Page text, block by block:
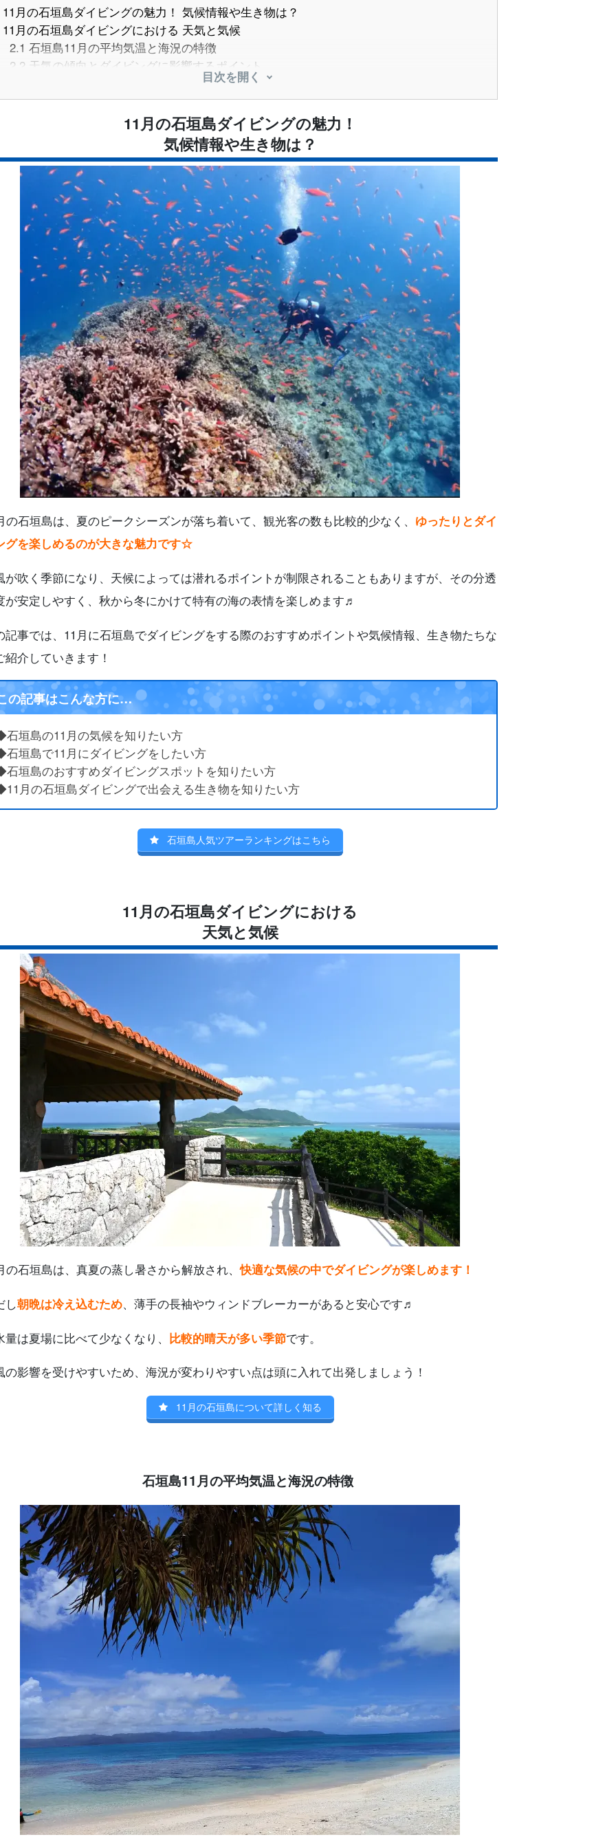
11月の石垣島ダイビングの魅力！ 気候情報や生き物は？
11月の石垣島ダイビングにおける 天気と気候
2.1 石垣島11月の平均気温と海況の特徴
2.2 天気の傾向とダイビングに影響するポイント
11月の石垣島ダイビングで感じる 水温と透明度
3.111月の海水温と快適に潜るための装備
透明度の目安とおすすめの時間帯
11月に石垣島で出会える生き物たち
4.1マンタ
4.2
ウミガメ
モエギハゼやウミウシなどマクロ生物
11月におすすめの石垣島 ダイビングポイント3選
5.1川平石崎マンタスクランブル
竹富南エリア
名蔵湾
11月の石垣島 ダイビングツアー選びと注意点
初心者向けツアーと 経験者におすすめのプラン
初心者や家族連れには シュノーケリングもおすすめ
6.3天候・装備・安全面での注意点
11月の石垣島ダイビングよくある質問（FAQ）
まとめ
目次を開く
11月の石垣島ダイビングの魅力！
気候情報や生き物は？
の石垣島は、夏のピークシーズンが落ち着いて、観光客の数も比較的少なく、 ゆったりとダイ
グを楽しめるのが大きな魅力です☆
が吹く季節になり、天候によっては潜れるポイントが制限されることもありますが、その分透
が安定しやすく、秋から冬にかけて特有の海の表情を楽しめます♬
記事では、11月に石垣島でダイビングをする際のおすすめポイントや気候情報、生き物たちな
紹介していきます！
の記事はこんな方に…
垣島の11月の気候を知りたい方
垣島で11月にダイビングをしたい方
石垣島のおすすめダイビングスポットを知りたい方
月の石垣島ダイビングで出会える生き物を知りたい方
石垣島人気ツアーランキングはこちら
11月の石垣島ダイビングにおける
天気と気候
の石垣島は、真夏の蒸し暑さから解放され、快適な気候の中でダイビングが楽しめます！
し朝晩は冷え込むため、薄手の長袖やウィンドブレーカーがあると安心です♬
量は夏場に比べて少なくなり、 比較的晴天が多い季節です。
の影響を受けやすいため、海況が変わりやすい点は頭に入れて出発しましょう！
11月の石垣島について詳しく知る
石垣島11月の平均気温と海況の特徴